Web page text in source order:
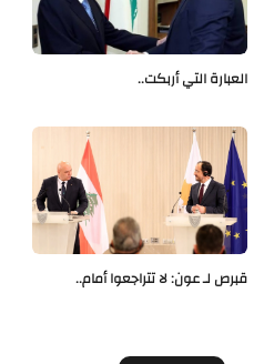
العبارة التي أربكت..
قبرص لـ عون: لا تتراجعوا أمام..